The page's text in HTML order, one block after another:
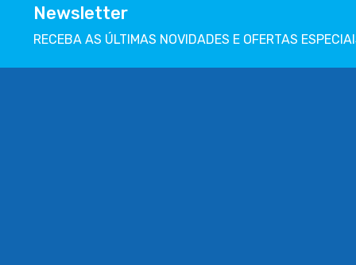
Newsletter
RECEBA AS ÚLTIMAS NOVIDADES E OFERTAS